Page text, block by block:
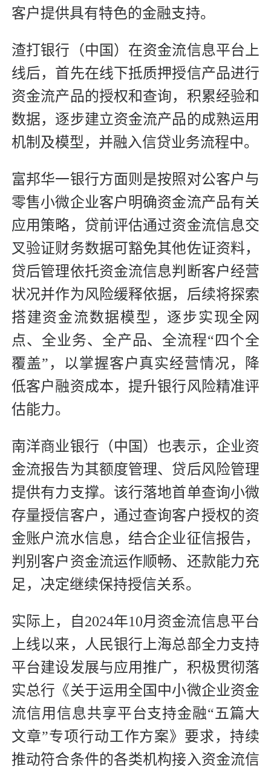
客户提供具有特色的金融支持。
渣打银行（中国）在资金流信息平台上
线后，首先在线下抵质押授信产品进行
资金流产品的授权和查询，积累经验和
数据，逐步建立资金流产品的成熟运用
机制及模型，并融入信贷业务流程中。
富邦华一银行方面则是按照对公客户与
零售小微企业客户明确资金流产品有关
应用策略，贷前评估通过资金流信息交
叉验证财务数据可豁免其他佐证资料，
贷后管理依托资金流信息判断客户经营
状况并作为风险缓释依据，后续将探索
搭建资金流数据模型，逐步实现全网
点、全业务、全产品、全流程“四个全
覆盖”，以掌握客户真实经营情况，降
低客户融资成本，提升银行风险精准评
估能力。
南洋商业银行（中国）也表示，企业资
金流报告为其额度管理、贷后风险管理
提供有力支撑。该行落地首单查询小微
存量授信客户，通过查询客户授权的资
金账户流水信息，结合企业征信报告，
判别客户资金流运作顺畅、还款能力充
足，决定继续保持授信关系。
实际上，自2024年10月资金流信息平台
上线以来，人民银行上海总部全力支持
平台建设发展与应用推广，积极贯彻落
实总行《关于运用全国中小微企业资金
流信用信息共享平台支持金融“五篇大
文章”专项行动工作方案》要求，持续
推动符合条件的各类机构接入资金流信